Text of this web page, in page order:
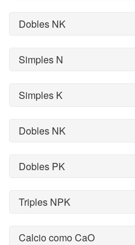
Dobles NK
Simples N
Simples K
Dobles NK
Dobles PK
Triples NPK
Calcio como CaO